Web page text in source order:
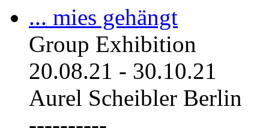
... mies gehängt
Group Exhibition
20.08.21 - 30.10.21
Aurel Scheibler Berlin